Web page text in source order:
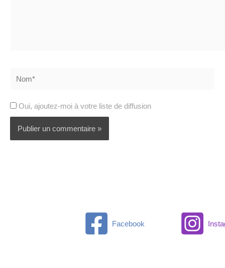
Oui, ajoutez-moi à votre liste de diffusion
Facebook